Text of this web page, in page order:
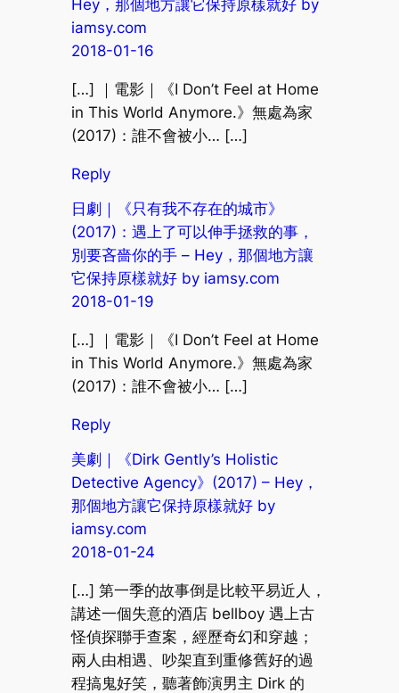
Hey，那個地方讓它保持原樣就好 by
iamsy.com
2018-01-16
[…] ｜電影｜《I Don’t Feel at Home
in This World Anymore.》無處為家
(2017)：誰不會被小… […]
Reply
日劇｜《只有我不存在的城市》
(2017)：遇上了可以伸手拯救的事，
別要吝嗇你的手 – Hey，那個地方讓
它保持原樣就好 by iamsy.com
2018-01-19
[…] ｜電影｜《I Don’t Feel at Home
in This World Anymore.》無處為家
(2017)：誰不會被小… […]
Reply
美劇｜《Dirk Gently’s Holistic
Detective Agency》(2017) – Hey，
那個地方讓它保持原樣就好 by
iamsy.com
2018-01-24
[…] 第一季的故事倒是比較平易近人，
講述一個失意的酒店 bellboy 遇上古
怪偵探聯手查案，經歷奇幻和穿越；
兩人由相遇、吵架直到重修舊好的過
程搞鬼好笑，聽著飾演男主 Dirk 的